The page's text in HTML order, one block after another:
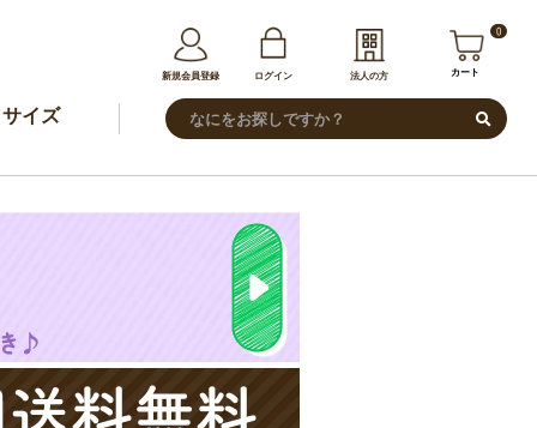
新規会員登録 ログイン 法人の方
0
カート
サイズ